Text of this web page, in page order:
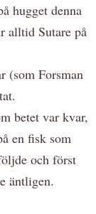
hugget denna
alltid Sutare på
(som Forsman
betet var kvar,
en fisk som
och först
äntligen.